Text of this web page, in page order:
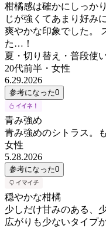
柑橘感は確かにしっか
じが強くてあまり好み
爽やかな印象でした。
た…！
夏・切り替え・普段使
20代前半 ・ 女性
6.29.2026
参考になった0
青み強め
青み強めのシトラス。
女性
5.28.2026
参考になった0
穏やかな柑橘
少しだけ甘みのある、
広がりも少ないタイプ